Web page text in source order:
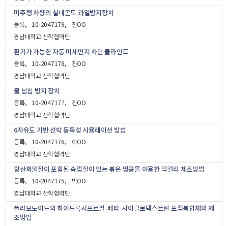
미주행 차량의 실내온도 과열방지장치
등록 10-2047179
진OO
경남대학교 산학협력단
환기가 가능한 자동 미세먼지 차단 블라인드
등록 10-2047178
진OO
경남대학교 산학협력단
물 넘침 방지 장치
등록 10-2047177
진OO
경남대학교 산학협력단
6자유도 기반 선박 동특성 시뮬레이션 방법
등록 10-2047176
이OO
경남대학교 산학협력단
항산화물질이 포함된 속껍질이 있는 볶은 땅콩을 이용한 막걸리 제조방법
등록 10-2047175
박OO
경남대학교 산학협력단
플라보노이드와 하이드록시프르필-베타-사이클로덱스트린 포접복합체의 제
조방법